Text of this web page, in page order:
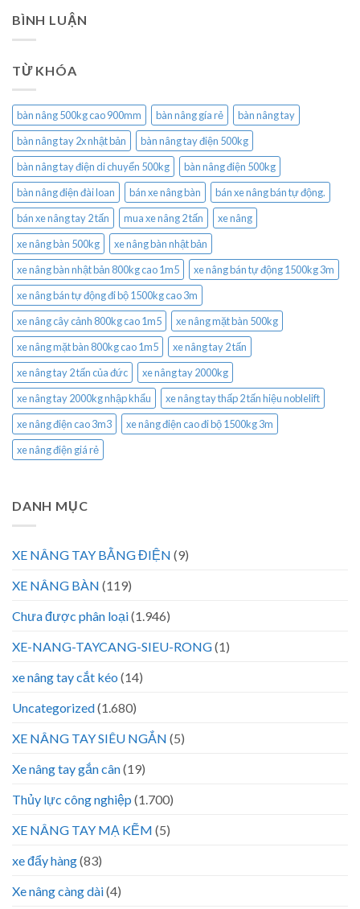
BÌNH LUẬN
TỪ KHÓA
bàn nâng 500kg cao 900mm bàn nâng gía rẻ
bàn nâng tay
bàn nâng tay 2x nhật bản
bàn nâng tay điện 500kg
bàn nâng tay điện di chuyển 500kg
bàn nâng điện 500kg
bàn nâng điện đài loan
bán xe nâng bàn
bán xe nâng bán tự động.
bán xe nâng tay 2 tấn
mua xe nâng 2 tấn
xe nâng
xe nâng bàn 500kg
xe nâng bàn nhật bản
xe nâng bàn nhật bản 800kg cao 1m5
xe nâng bán tự động 1500kg 3m
xe nâng bán tự động đi bộ 1500kg cao 3m
xe nâng cây cảnh 800kg cao 1m5
xe nâng mặt bàn 500kg
xe nâng mặt bàn 800kg cao 1m5
xe nâng tay 2 tấn
xe nâng tay 2 tấn của đức
xe nâng tay 2000kg
xe nâng tay 2000kg nhập khẩu
xe nâng tay thấp 2 tấn hiệu noblelift
xe nâng điện cao 3m3
xe nâng điện cao đi bộ 1500kg 3m
xe nâng điện giá rẻ
DANH MỤC
XE NÂNG TAY BẰNG ĐIỆN (9)
XE NÂNG BÀN (119)
Chưa được phân loại(1.946)
XE-NANG-TAYCANG-SIEU-RONG(1)
xe nâng tay cắt kéo (14)
Uncategorized(1.680)
XE NÂNG TAY SIÊU NGẮN (5)
Xe nâng tay gắn cân(19)
Thủy lực công nghiệp (1.700)
XE NÂNG TAY MẠ KẼM (5)
xe đẩy hàng(83)
Xe nâng càng dài(4)